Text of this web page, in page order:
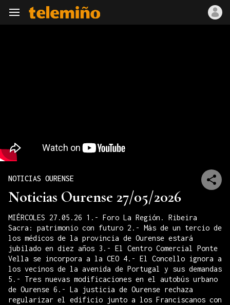
Navegación
NOTICIAS OURENSE
Noticias Ourense 27/05/2026
MIÉRCOLES 27.05.26 1.- Foro La Región. Ribeira
Sacra: patrimonio con futuro 2.- Más de un tercio de
los médicos de la provincia de Ourense estará
jubilado en diez años 3.- El Centro Comercial Ponte
Vella se incorpora a la CEO 4.- El Concello ignora a
los vecinos de la avenida de Portugal y sus demandas
5.- Tres nuevas modificaciones en el autobús urbano
de Ourense 6.- La justicia de Ourense rechaza
regularizar el edificio junto a los Franciscanos con